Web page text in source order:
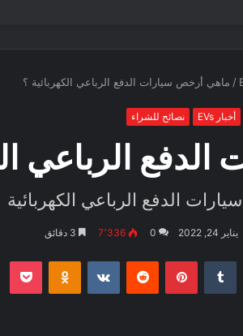
/ ماهي أرخص سيارات الدفع الرباعي الكهربائية ؟
أخبار EVs نصائح للشراء
الرباعي
يناير 24, 2022 0 7٬336
لينكدإن بينتيريست